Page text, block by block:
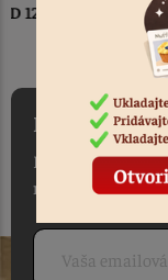
Máte záujem
receptoch?